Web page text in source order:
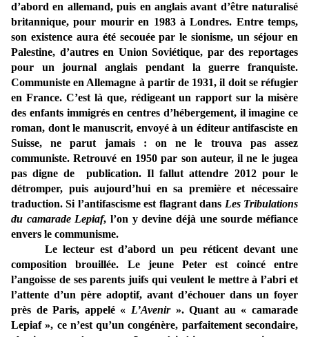
d’abord en allemand, puis en anglais avant d’être naturalisé
britannique, pour mourir en 1983 à Londres. Entre temps,
son existence aura été secouée par le sionisme, un séjour en
Palestine, d’autres en Union Soviétique, par des reportages
pour un journal anglais pendant la guerre franquiste.
Communiste en Allemagne à partir de 1931, il doit se réfugier
en France. C’est là que, rédigeant un rapport sur la misère
des enfants immigrés en centres d’hébergement, il imagine ce
roman, dont le manuscrit, envoyé à un éditeur antifasciste en
Suisse, ne parut jamais : on ne le trouva pas assez
communiste. Retrouvé en 1950 par son auteur, il ne le jugea
pas digne de publication. Il fallut attendre 2012 pour le
détromper, puis aujourd’hui en sa première et nécessaire
traduction. Si l’antifascisme est flagrant dans Les Tribulations
du camarade Lepiaf, l’on y devine déjà une sourde méfiance
envers le communisme.
Le lecteur est d’abord un peu réticent devant une
composition brouillée. Le jeune Peter est coincé entre
l’angoisse de ses parents juifs qui veulent le mettre à l’abri et
l’attente d’un père adoptif, avant d’échouer dans un foyer
près de Paris, appelé « L’Avenir ». Quant au « camarade
Lepiaf », ce n’est qu’un congénère, parfaitement secondaire,